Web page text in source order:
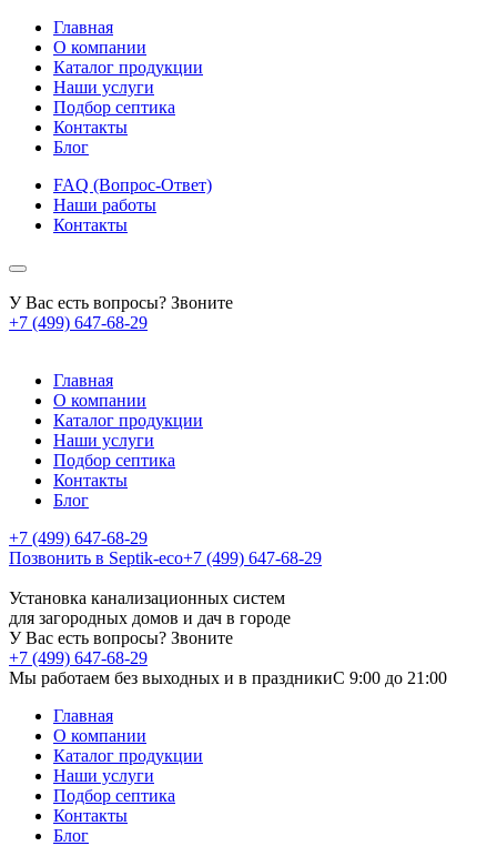
Главная
О компании
Каталог продукции
Наши услуги
Подбор септика
Контакты
Блог
FAQ (Вопрос-Ответ)
Наши работы
Контакты
У Вас есть вопросы? Звоните
+7 (499) 647-68-29
Главная
О компании
Каталог продукции
Наши услуги
Подбор септика
Контакты
Блог
+7 (499) 647-68-29
Позвонить в Septik-eco+7 (499) 647-68-29
Установка канализационных систем
для загородных домов и дач в городе
У Вас есть вопросы? Звоните
+7 (499) 647-68-29
Мы работаем без выходных и в праздникиC 9:00 до 21:00
Главная
О компании
Каталог продукции
Наши услуги
Подбор септика
Контакты
Блог